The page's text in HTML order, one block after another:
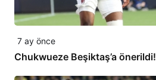
7 ay önce
Chukwueze Beşiktaş’a önerildi!